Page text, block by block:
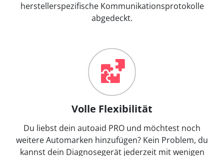
herstellerspezifische Kommunikationsprotokolle
abgedeckt.
Volle Flexibilität
Du liebst dein autoaid PRO und möchtest noch
weitere Automarken hinzufügen? Kein Problem, du
kannst dein Diagnosegerät jederzeit mit wenigen